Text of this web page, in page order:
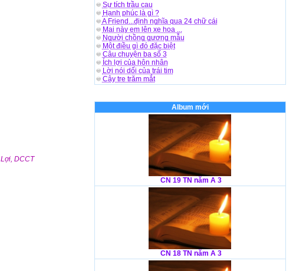
DCCT
Sự tích trầu cau
Hạnh phúc là gì ?
A Friend...định nghĩa qua 24 chữ cái
Mai này em lên xe hoa ...
Người chồng gương mẫu
Một điều gì đó đặc biệt
Câu chuyện ba số 3
Ích lợi của hôn nhân
Lời nói dối của trái tim
Cây tre trăm mắt
Album mới
CN 19 TN năm A 3
CN 18 TN năm A 3